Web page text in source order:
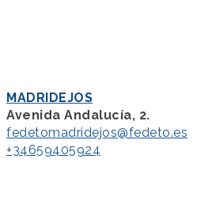
MADRIDEJOS
Avenida Andalucía, 2.
fedetomadridejos@fedeto.es
+34659405924